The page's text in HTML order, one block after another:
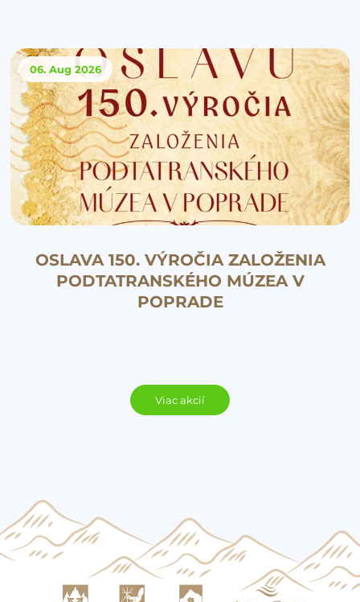
06. Aug 2026
OSLAVA 150. VÝROČIA ZALOŽENIA
PODTATRANSKÉHO MÚZEA V
POPRADE
Viac akcií